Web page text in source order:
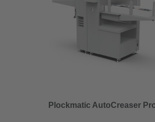
Plockmatic AutoCreaser